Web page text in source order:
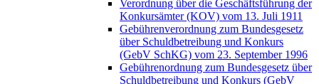
Verordnung über die Geschäftsführung der
Konkursämter (KOV) vom 13. Juli 1911
Gebührenverordnung zum Bundesgesetz
über Schuldbetreibung und Konkurs
(GebV SchKG) vom 23. September 1996
Gebührenordnung zum Bundesgesetz über
Schuldbetreibung und Konkurs (GebV